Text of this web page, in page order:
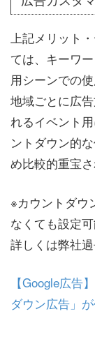
上記メリット
ては、キーワ
用シーンでの
地域ごとに広
れるイベント
ントダウン的
め比較的重宝
※カウントダウ
なくても設定可
詳しくは弊社
【Google広告
ダウン広告」